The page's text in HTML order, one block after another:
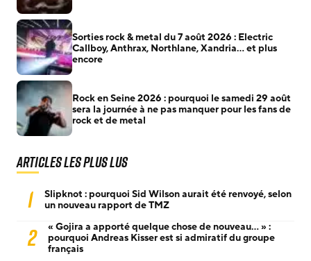
Sorties rock & metal du 7 août 2026 : Electric
Callboy, Anthrax, Northlane, Xandria… et plus
encore
Rock en Seine 2026 : pourquoi le samedi 29 août
sera la journée à ne pas manquer pour les fans de
rock et de metal
Articles les plus lus
1
Slipknot : pourquoi Sid Wilson aurait été renvoyé, selon
un nouveau rapport de TMZ
2
« Gojira a apporté quelque chose de nouveau… » :
pourquoi Andreas Kisser est si admiratif du groupe
français